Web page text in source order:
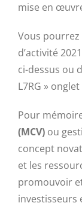
mise en
Vous
d’activité
ci-dessus ou
L7RG » onglet
Pour
(MCV) ou
concept
et les
promouvoir
investisseurs